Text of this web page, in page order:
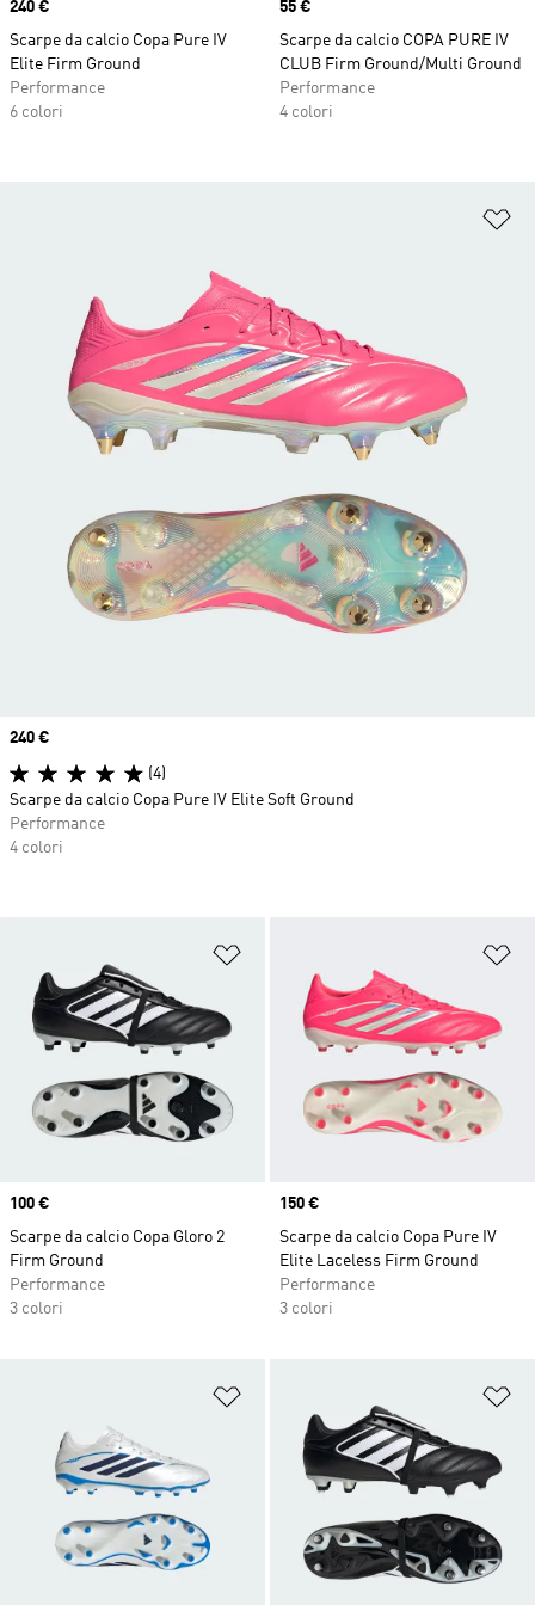
Price
240 €
Scarpe da calcio Copa Pure IV
Elite Firm Ground
Performance
6 colori
Price
55 €
Scarpe da calcio COPA PURE IV
CLUB Firm Ground/Multi Ground
Performance
4 colori
Aggiungi alla lista dei desideri
Price
100 €
Scarpe da calcio Copa Gloro 2
Firm Ground
Performance
3 colori
Price
150 €
Scarpe da calcio Copa Pure IV
Elite Laceless Firm Ground
Performance
3 colori
Aggiungi alla lista dei desideri
Price
240 €
(4)
Scarpe da calcio Copa Pure IV Elite Soft Ground
Performance
4 colori